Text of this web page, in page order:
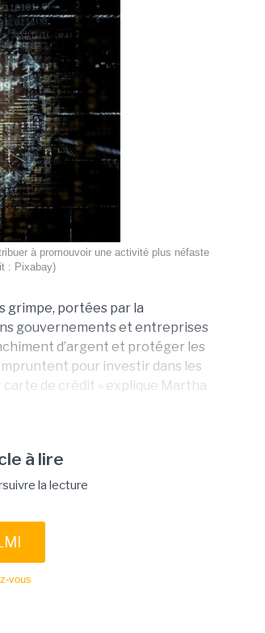
à promouvoir une activité plus néfaste
: Pixabay)
grimpe, portées par la
gouvernements et entreprises
d’argent et protéger les
pour investir dans les
de crédit » explique Martha
à lire
la lecture
vous